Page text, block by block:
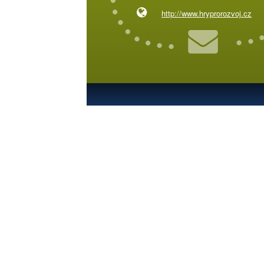
http://www.hryprorozvoj.cz